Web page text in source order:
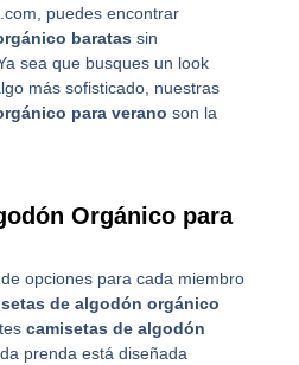
puedes encontrar
baratas sin
sea que busques un look
más sofisticado, nuestras
para verano son la
Orgánico para
opciones para cada miembro
de algodón orgánico
camisetas de algodón
prenda está diseñada